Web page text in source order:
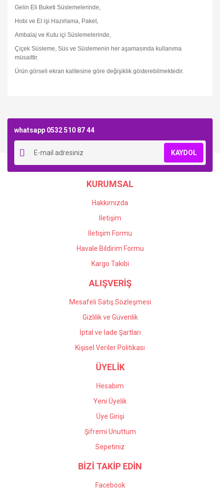
Gelin Eli Buketi Süslemelerinde,
Hobi ve El işi Hazırlama, Paket,
Ambalaj ve Kutu içi Süslemelerinde,
Çiçek Süsleme, Süs ve Süslemenin her aşamasında kullanıma
müsaittir.
Ürün görseli ekran kalitesine göre değişiklik gösterebilmektedir.
whatsapp 0532 510 87 44
KAYDOL
KURUMSAL
Hakkımızda
İletişim
İletişim Formu
Havale Bildirim Formu
Kargo Takibi
ALIŞVERİŞ
Mesafeli Satış Sözleşmesi
Gizlilik ve Güvenlik
İptal ve İade Şartları
Kişisel Veriler Politikası
ÜYELİK
Hesabım
Yeni Üyelik
Üye Girişi
Şifremi Unuttum
Sepetiniz
BİZİ TAKİP EDİN
Facebook